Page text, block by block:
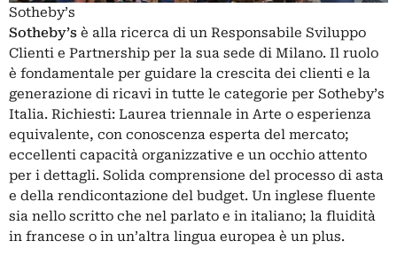
Sotheby’s
Sotheby’s è alla ricerca di un Responsabile Sviluppo
Clienti e Partnership per la sua sede di Milano. Il ruolo
è fondamentale per guidare la crescita dei clienti e la
generazione di ricavi in tutte le categorie per Sotheby’s
Italia. Richiesti: Laurea triennale in Arte o esperienza
equivalente, con conoscenza esperta del mercato;
eccellenti capacità organizzative e un occhio attento
per i dettagli. Solida comprensione del processo di asta
e della rendicontazione del budget. Un inglese fluente
sia nello scritto che nel parlato e in italiano; la fluidità
in francese o in un’altra lingua europea è un plus.